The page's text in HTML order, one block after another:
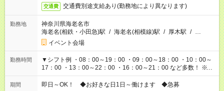
交通費 交通費別途支給あり(勤務地により異なります)
勤務地
神奈川県海老名市
海老名(相鉄・小田急)駅 / 海老名(相模線)駅 / 厚木駅 / …
イベント会場
勤務時間
▼シフト例 ・08：00～19：00 ・09：00～18：00 ・10：00～
17：00 ・13：00～22：00 ・16：00～21：00 など多数！ ※お
仕事により勤務時間が異なります
期間 即日～OK！ ◆お好きな日1日～働けます ◆急募